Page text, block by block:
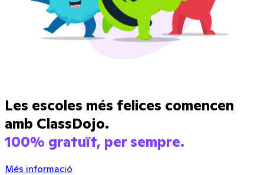
Les escoles més felices comencen
amb ClassDojo.
100% gratuït, per sempre.
Més informació